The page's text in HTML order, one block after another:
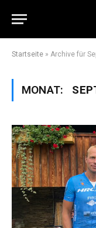
Startseite » Archive für
MONAT: